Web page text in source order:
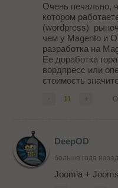
Очень печально,
котором
(wordpress)
чем у Magento и
разработка на
Ее доработка
вордпресс или
стоимость
11
DeepOD
больше года назад
Joomla +